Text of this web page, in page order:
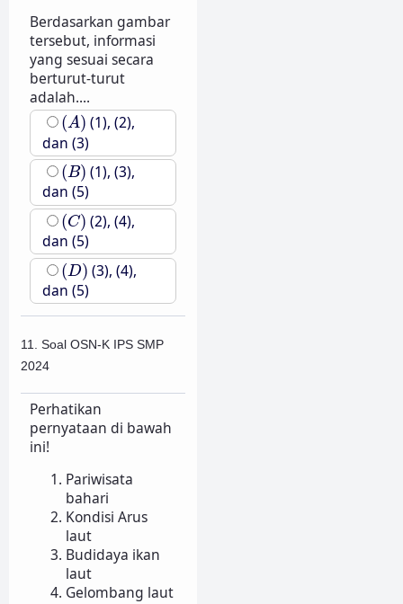
Berdasarkan gambar
tersebut, informasi
yang sesuai secara
berturut-turut
adalah....
(A)
(A) (1), (2),
dan (3)
(B)
(B) (1), (3),
dan (5)
(C)
(C) (2), (4),
dan (5)
(D)
(D) (3), (4),
dan (5)
11. Soal OSN-K IPS SMP
2024
Perhatikan
pernyataan di bawah
ini!
Pariwisata
bahari
Kondisi Arus
laut
Budidaya ikan
laut
Gelombang laut